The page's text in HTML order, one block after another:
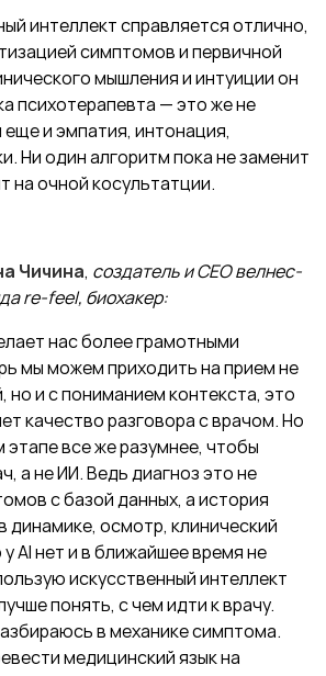
интеллект справляется отлично,
симптомов и первичной
мышления и интуиции он
психотерапевта — это же не
и эмпатия, интонация,
Ни один алгоритм пока не заменит
на очной косультатции.
Чичина, создатель и CEO велнес-
re-feel, биохакер:
нас более грамотными
мы можем приходить на прием не
но и с пониманием контекста, это
качество разговора с врачом. Но
этапе все же разумнее, чтобы
а не ИИ. Ведь диагноз это не
с базой данных, а история
динамике, осмотр, клинический
AI нет и в ближайшее время не
искусственный интеллект
понять, с чем идти к врачу.
в механике симптома.
медицинский язык на